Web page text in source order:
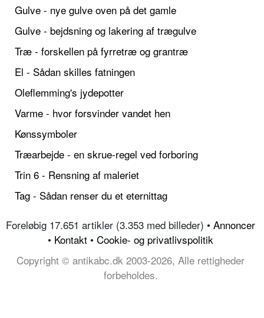
Gulve - nye gulve oven på det gamle
Gulve - bejdsning og lakering af trægulve
Træ - forskellen på fyrretræ og grantræ
El - Sådan skilles fatningen
Oleflemming's jydepotter
Varme - hvor forsvinder vandet hen
Kønssymboler
Træarbejde - en skrue-regel ved forboring
Trin 6 - Rensning af maleriet
Tag - Sådan renser du et eternittag
Foreløbig 17.651 artikler (3.353 med billeder) • Annoncer
• Kontakt • Cookie- og privatlivspolitik
Copyright © antikabc.dk 2003-2026, Alle rettigheder
forbeholdes.